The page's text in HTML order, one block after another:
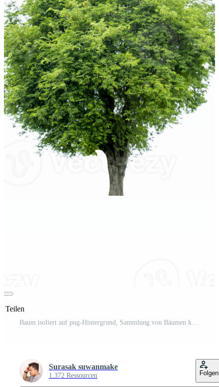
Teilen
Baum isoliert auf png-Hintergrund, Sammlung von Bäumen kann dargestellt werden. Pro PNG
Surasak suwanmake
1.372 Ressourcen Folgen